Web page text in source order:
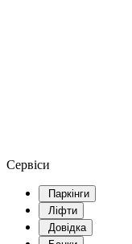
Сервіси
Паркінги
Ліфти
Довідка